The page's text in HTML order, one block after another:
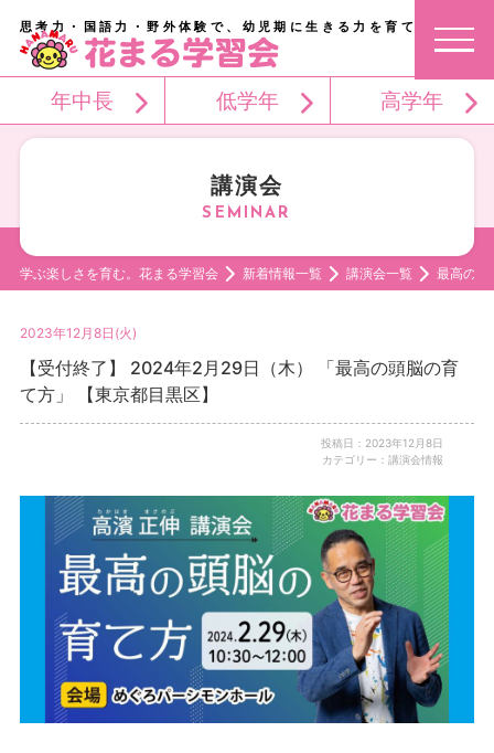
思考力・国語力・野外体験で、幼児期に生きる力を育てる。
年中長 低学年 高学年
講演会
学ぶ楽しさを育む。花まる学習会 新着情報一覧 講演会一覧 最高の頭
2023年12月8日(火)
【受付終了】 2024年2月29日（木） 「最高の頭脳の育
て方」 【東京都目黒区】
投稿日：2023年12月8日
カテゴリー：講演会情報